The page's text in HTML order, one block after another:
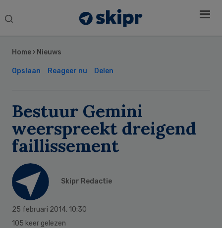
Search
Home › Nieuws
Opslaan Reageer nu Delen
Bestuur Gemini
weerspreekt dreigend
faillissement
Skipr Redactie
25 februari 2014, 10:30
105 keer gelezen
Sidebar